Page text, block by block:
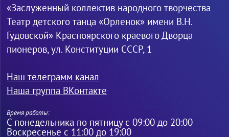
«Заслуженный коллектив народного творчества
Театр детского танца «Орленок» имени В.Н.
Гудовской» Красноярского краевого Дворца
пионеров, ул. Конституции СССР, 1
Наш телеграмм канал
Наша группа ВКонтакте
Время работы:
С понедельника по пятницу с 09:00 до 20:00
Воскресенье с 11:00 до 19:00